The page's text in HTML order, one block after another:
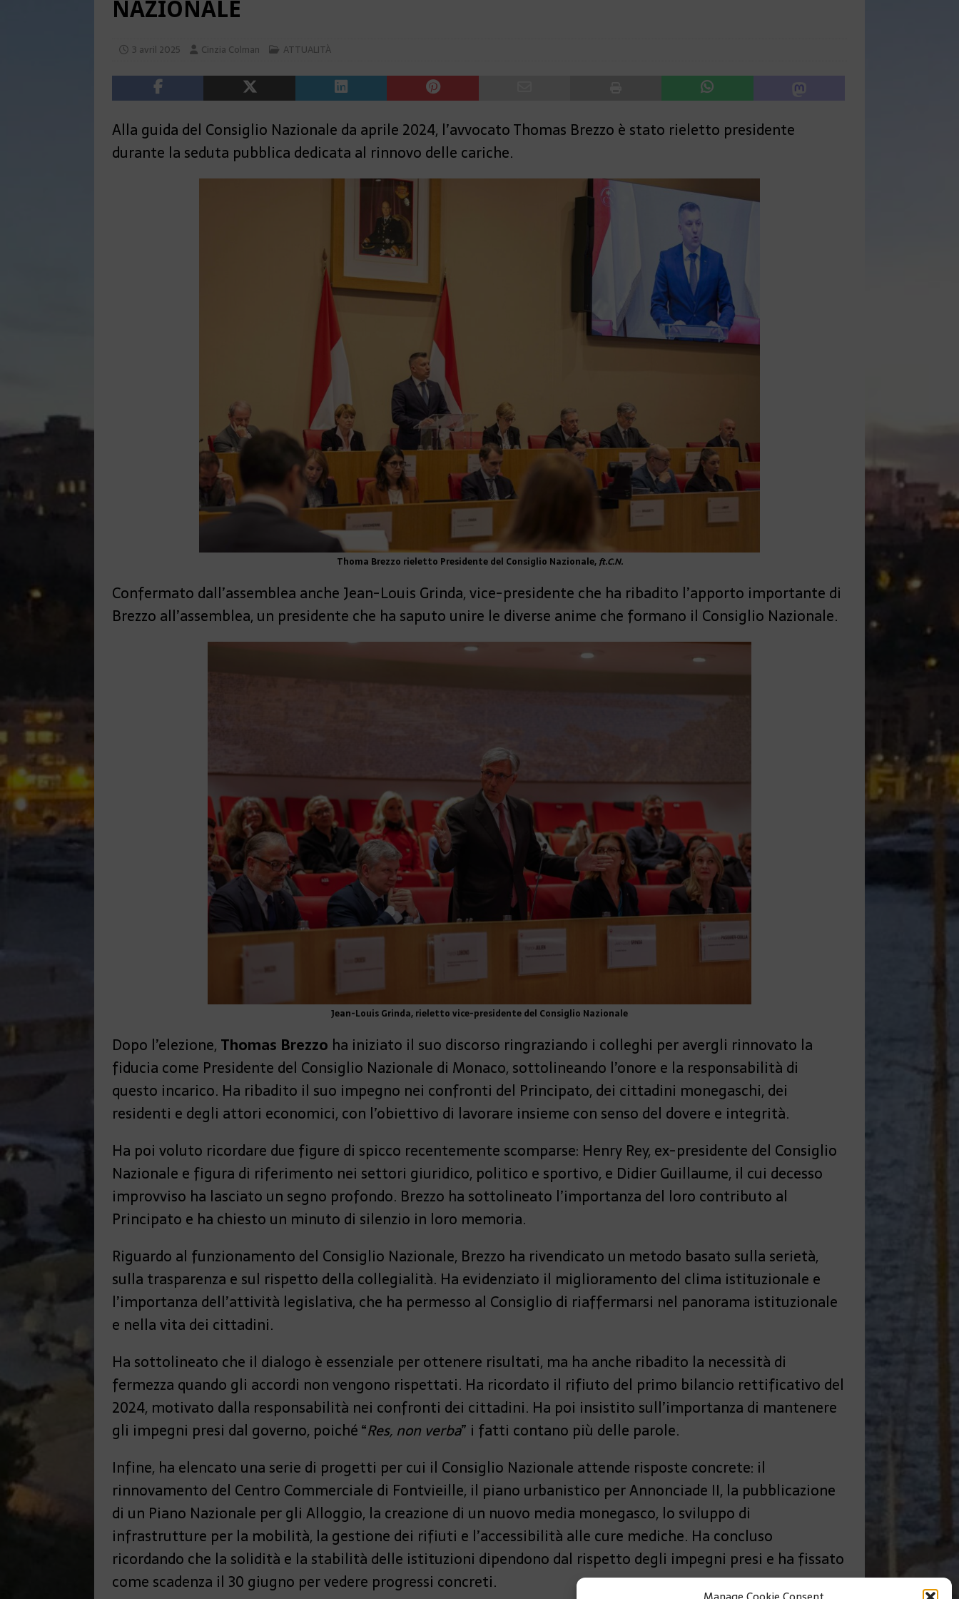
NAZIONALE
3 avril 2025 Cinzia Colman ATTUALITÀ
Alla guida del Consiglio Nazionale da aprile 2024, l’avvocato Thomas Brezzo è stato rieletto presidente
durante la seduta pubblica dedicata al rinnovo delle cariche.
Thoma Brezzo rieletto Presidente del Consiglio Nazionale,ft.C.N.
Confermato dall’assemblea anche Jean-Louis Grinda, vice-presidente che ha ribadito l’apporto importante di
Brezzo all’assemblea, un presidente che ha saputo unire le diverse anime che formano il Consiglio Nazionale.
Jean-Louis Grinda, rieletto vice-presidente del Consiglio Nazionale
Dopo l’elezione, Thomas Brezzo ha iniziato il suo discorso ringraziando i colleghi per avergli rinnovato la
fiducia come Presidente del Consiglio Nazionale di Monaco, sottolineando l’onore e la responsabilità di
questo incarico. Ha ribadito il suo impegno nei confronti del Principato, dei cittadini monegaschi, dei
residenti e degli attori economici, con l’obiettivo di lavorare insieme con senso del dovere e integrità.
Ha poi voluto ricordare due figure di spicco recentemente scomparse: Henry Rey, ex-presidente del Consiglio
Nazionale e figura di riferimento nei settori giuridico, politico e sportivo, e Didier Guillaume, il cui decesso
improvviso ha lasciato un segno profondo. Brezzo ha sottolineato l’importanza del loro contributo al
Principato e ha chiesto un minuto di silenzio in loro memoria.
Riguardo al funzionamento del Consiglio Nazionale, Brezzo ha rivendicato un metodo basato sulla serietà,
sulla trasparenza e sul rispetto della collegialità. Ha evidenziato il miglioramento del clima istituzionale e
l’importanza dell’attività legislativa, che ha permesso al Consiglio di riaffermarsi nel panorama istituzionale
e nella vita dei cittadini.
Ha sottolineato che il dialogo è essenziale per ottenere risultati, ma ha anche ribadito la necessità di
fermezza quando gli accordi non vengono rispettati. Ha ricordato il rifiuto del primo bilancio rettificativo del
2024, motivato dalla responsabilità nei confronti dei cittadini. Ha poi insistito sull’importanza di mantenere
gli impegni presi dal governo, poiché “Res, non verba” i fatti contano più delle parole.
Infine, ha elencato una serie di progetti per cui il Consiglio Nazionale attende risposte concrete: il
rinnovamento del Centro Commerciale di Fontvieille, il piano urbanistico per Annonciade II, la pubblicazione
di un Piano Nazionale per gli Alloggio, la creazione di un nuovo media monegasco, lo sviluppo di
infrastrutture per la mobilità, la gestione dei rifiuti e l’accessibilità alle cure mediche. Ha concluso
ricordando che la solidità e la stabilità delle istituzioni dipendono dal rispetto degli impegni presi e ha fissato
come scadenza il 30 giugno per vedere progressi concreti.